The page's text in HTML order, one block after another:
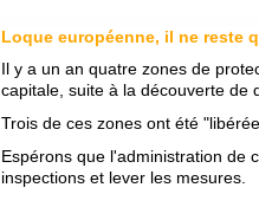
Loque européenne, il ne reste
Il y a un an quatre zones de
capitale, suite à la découverte de
Trois de ces zones ont été
Espérons que l'administration de
inspections et lever les mesures.